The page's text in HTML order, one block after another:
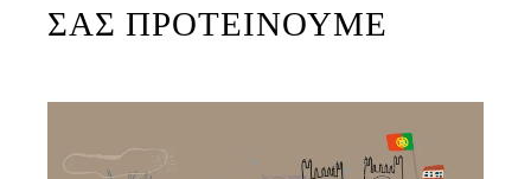
ΣΑΣ ΠΡΟΤΕΙΝΟΥΜΕ